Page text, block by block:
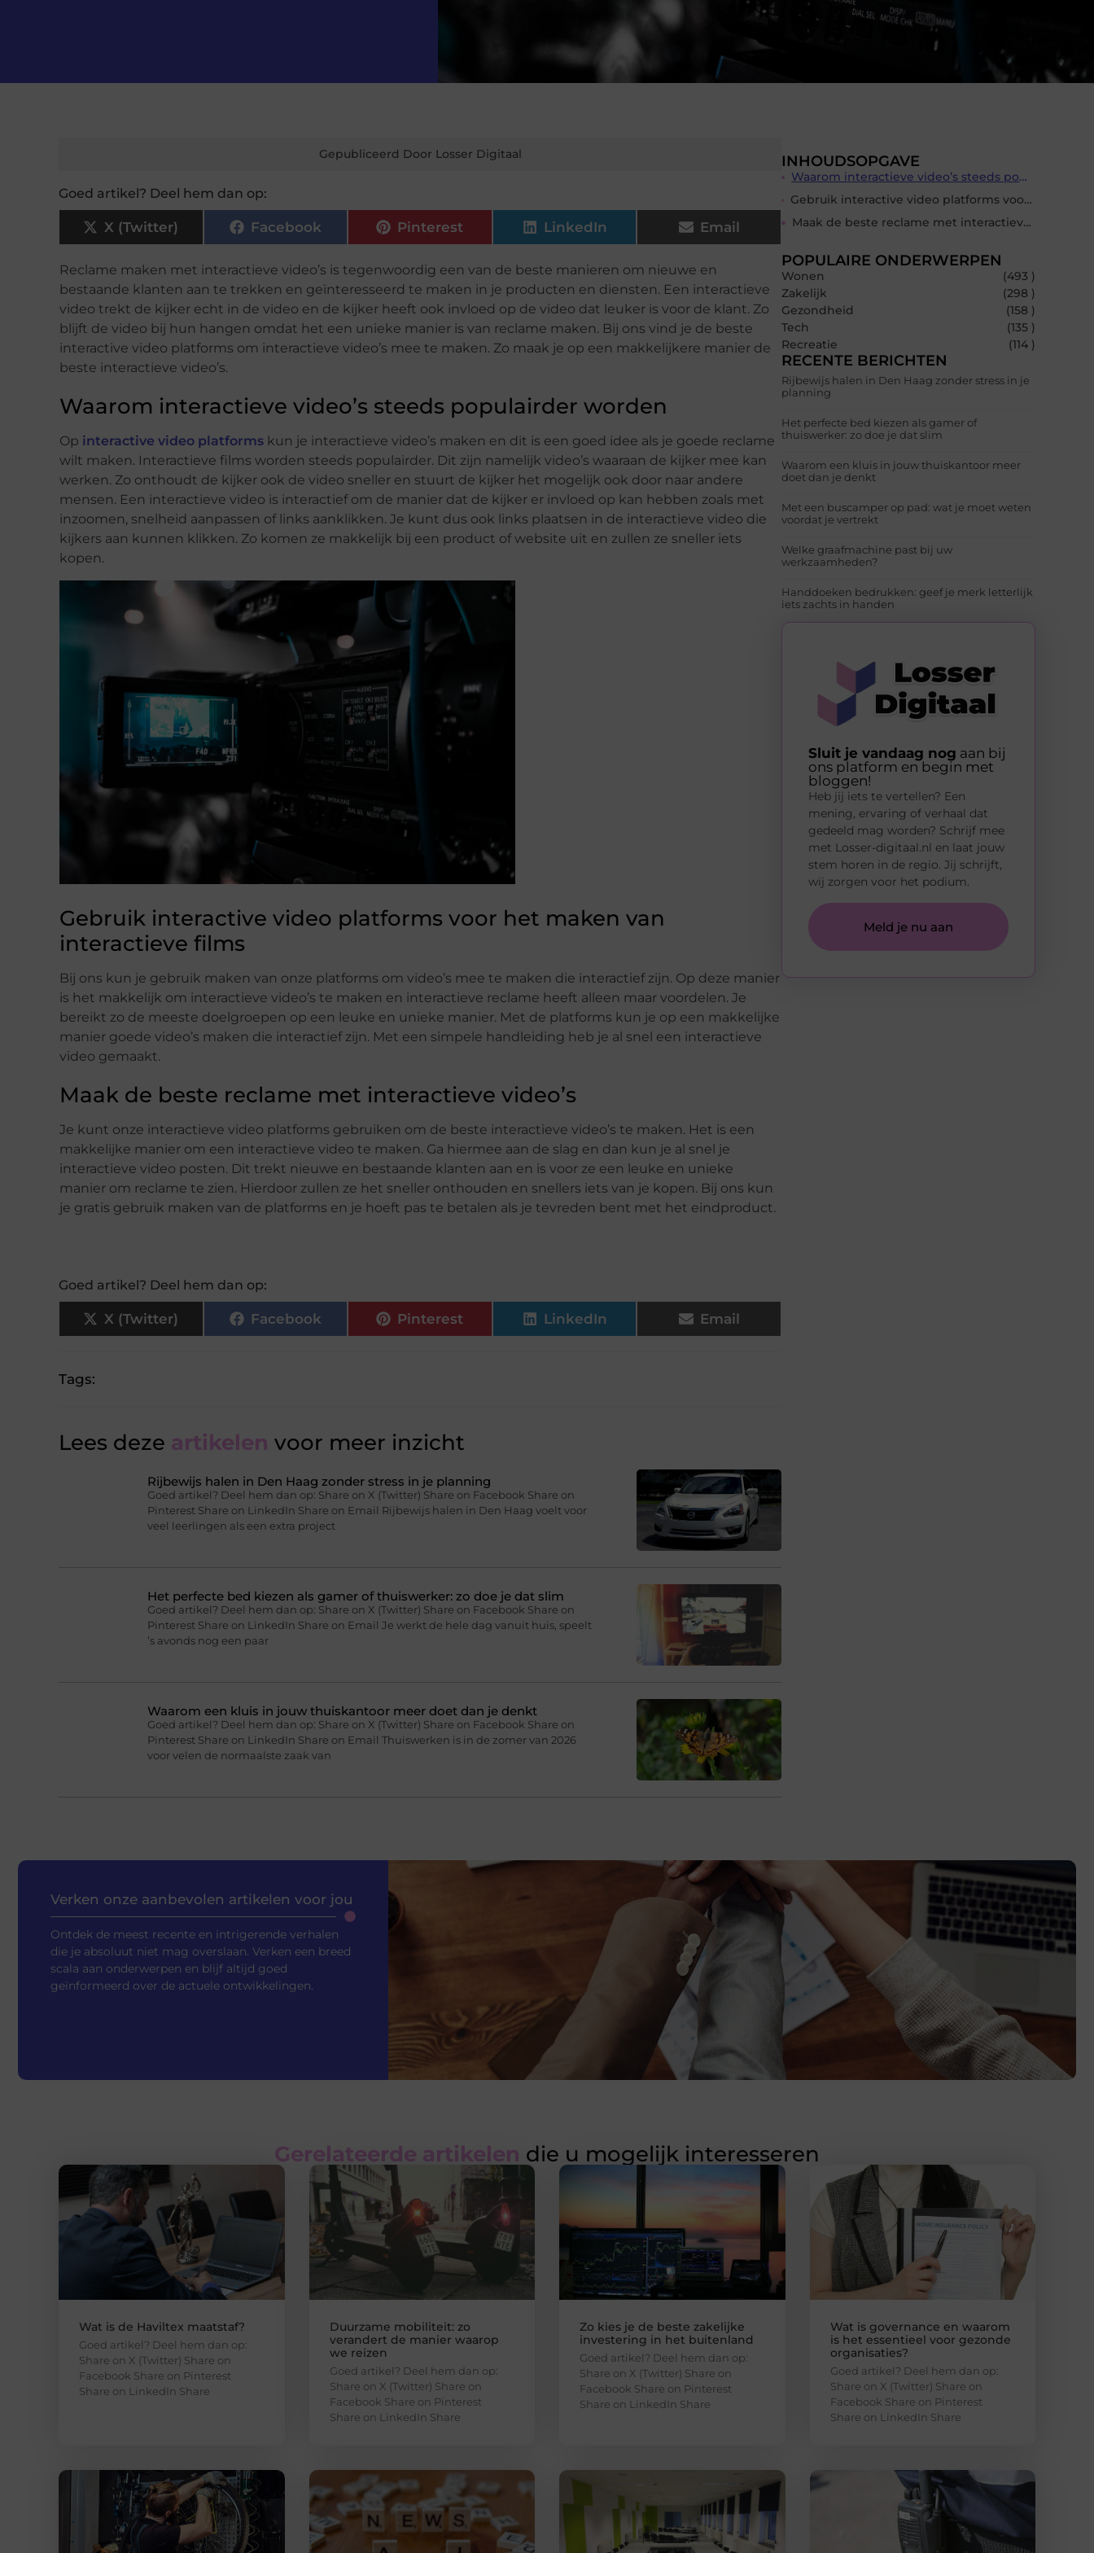
Gepubliceerd Door Losser Digitaal
Goed artikel? Deel hem dan op:
X (Twitter) Facebook Pinterest LinkedIn Email
Reclame maken met interactieve video’s is tegenwoordig een van de beste manieren om nieuwe en
bestaande klanten aan te trekken en geïnteresseerd te maken in je producten en diensten. Een interactieve
video trekt de kijker echt in de video en de kijker heeft ook invloed op de video dat leuker is voor de klant. Zo
blijft de video bij hun hangen omdat het een unieke manier is van reclame maken. Bij ons vind je de beste
interactive video platforms om interactieve video’s mee te maken. Zo maak je op een makkelijkere manier de
beste interactieve video’s.
Waarom interactieve video’s steeds populairder worden
Op interactive video platforms kun je interactieve video’s maken en dit is een goed idee als je goede reclame
wilt maken. Interactieve films worden steeds populairder. Dit zijn namelijk video’s waaraan de kijker mee kan
werken. Zo onthoudt de kijker ook de video sneller en stuurt de kijker het mogelijk ook door naar andere
mensen. Een interactieve video is interactief om de manier dat de kijker er invloed op kan hebben zoals met
inzoomen, snelheid aanpassen of links aanklikken. Je kunt dus ook links plaatsen in de interactieve video die
kijkers aan kunnen klikken. Zo komen ze makkelijk bij een product of website uit en zullen ze sneller iets
kopen.
Gebruik interactive video platforms voor het maken van
interactieve films
Bij ons kun je gebruik maken van onze platforms om video’s mee te maken die interactief zijn. Op deze manier
is het makkelijk om interactieve video’s te maken en interactieve reclame heeft alleen maar voordelen. Je
bereikt zo de meeste doelgroepen op een leuke en unieke manier. Met de platforms kun je op een makkelijke
manier goede video’s maken die interactief zijn. Met een simpele handleiding heb je al snel een interactieve
video gemaakt.
Maak de beste reclame met interactieve video’s
Je kunt onze interactieve video platforms gebruiken om de beste interactieve video’s te maken. Het is een
makkelijke manier om een interactieve video te maken. Ga hiermee aan de slag en dan kun je al snel je
interactieve video posten. Dit trekt nieuwe en bestaande klanten aan en is voor ze een leuke en unieke
manier om reclame te zien. Hierdoor zullen ze het sneller onthouden en snellers iets van je kopen. Bij ons kun
je gratis gebruik maken van de platforms en je hoeft pas te betalen als je tevreden bent met het eindproduct.
Goed artikel? Deel hem dan op:
X (Twitter) Facebook Pinterest LinkedIn Email
Tags:
Lees deze artikelen voor meer inzicht
Rijbewijs halen in Den Haag zonder stress in je planning
Goed artikel? Deel hem dan op: Share on X (Twitter) Share on Facebook Share on
Pinterest Share on LinkedIn Share on Email Rijbewijs halen in Den Haag voelt voor
veel leerlingen als een extra project
Het perfecte bed kiezen als gamer of thuiswerker: zo doe je dat slim
Goed artikel? Deel hem dan op: Share on X (Twitter) Share on Facebook Share on
Pinterest Share on LinkedIn Share on Email Je werkt de hele dag vanuit huis, speelt
’s avonds nog een paar
Waarom een kluis in jouw thuiskantoor meer doet dan je denkt
Goed artikel? Deel hem dan op: Share on X (Twitter) Share on Facebook Share on
Pinterest Share on LinkedIn Share on Email Thuiswerken is in de zomer van 2026
voor velen de normaalste zaak van
INHOUDSOPGAVE
Waarom interactieve video’s steeds populairder worden
Gebruik interactive video platforms voor het maken van interactieve films
Maak de beste reclame met interactieve video’s
POPULAIRE ONDERWERPEN
Wonen
(493 )
Zakelijk
(298 )
Gezondheid
(158 )
Tech
(135 )
Recreatie
(114 )
RECENTE BERICHTEN
Rijbewijs halen in Den Haag zonder stress in je
planning
Het perfecte bed kiezen als gamer of
thuiswerker: zo doe je dat slim
Waarom een kluis in jouw thuiskantoor meer
doet dan je denkt
Met een buscamper op pad: wat je moet weten
voordat je vertrekt
Welke graafmachine past bij uw
werkzaamheden?
Handdoeken bedrukken: geef je merk letterlijk
iets zachts in handen
Sluit je vandaag nog aan bij
ons platform en begin met
bloggen!
Heb jij iets te vertellen? Een
mening, ervaring of verhaal dat
gedeeld mag worden? Schrijf mee
met Losser-digitaal.nl en laat jouw
stem horen in de regio. Jij schrijft,
wij zorgen voor het podium.
Meld je nu aan
Verken onze aanbevolen artikelen voor jou
Ontdek de meest recente en intrigerende verhalen
die je absoluut niet mag overslaan. Verken een breed
scala aan onderwerpen en blijf altijd goed
geïnformeerd over de actuele ontwikkelingen.
Gerelateerde artikelen die u mogelijk interesseren
Wat is de Haviltex maatstaf?
Goed artikel? Deel hem dan op:
Share on X (Twitter) Share on
Facebook Share on Pinterest
Share on LinkedIn Share
Duurzame mobiliteit: zo
verandert de manier waarop
we reizen
Goed artikel? Deel hem dan op:
Share on X (Twitter) Share on
Facebook Share on Pinterest
Share on LinkedIn Share
Zo kies je de beste zakelijke
investering in het buitenland
Goed artikel? Deel hem dan op:
Share on X (Twitter) Share on
Facebook Share on Pinterest
Share on LinkedIn Share
Wat is governance en waarom
is het essentieel voor gezonde
organisaties?
Goed artikel? Deel hem dan op:
Share on X (Twitter) Share on
Facebook Share on Pinterest
Share on LinkedIn Share